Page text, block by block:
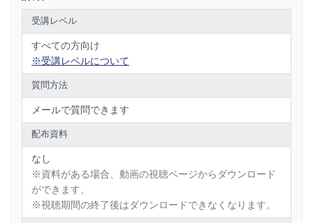
講師：株式会社矢野経済研究所 モビリティ産業ユニット
研究員 泉 匠哉
受講レベル
すべての方向け
※受講レベルについて
質問方法
メールで質問できます
配布資料
なし
※資料がある場合、動画の視聴ページからダウンロード
ができます。
※視聴期間の終了後はダウンロードできなくなります。